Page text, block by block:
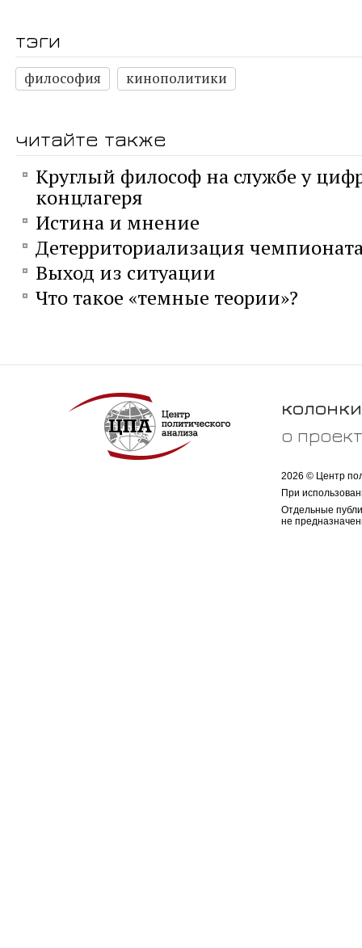
тэги
философия кинополитики
читайте также
Круглый философ на службе у
концлагеря
Истина и мнение
Детерриториализация
Выход из ситуации
Что такое «темные теории»?
колонки
о
2026 © Центр
При
Отдельные
не